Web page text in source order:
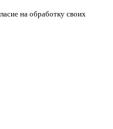
на обработку своих